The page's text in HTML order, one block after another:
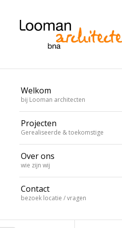
Welkom
bij Looman architecten
Projecten
Gerealiseerde & toekomstige
Over ons
wie zijn wij
Contact
bezoek locatie / vragen